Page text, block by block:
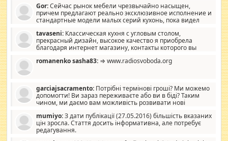
Gor:Сейчас рынок мебели чрезвычайно насыщен,
причем предлагают реально эксклюзивное исполнение и
стандартные модели малых серий кухонь, пока видел
стандартные формы, в MebelOk, креативненько и что главное -
со вкусом все в порядке, без ненужных наворотов удорожающих
мебель, а это не последний фактор.
tavaseni: Классическая кухня с угловым столом,
прекрасный дизайн, высокое качество я приобрела
благодаря интернет магазину, контакты которого вы
romanenko sasha83: ⇒ www.radiosvoboda.org
garciajsacramento: Потрібні термінові гроші? Ми можемо
допомогти! Ви зараз переживаєте або ви в біді? Таким
чином, ми даємо вам можливість розвивати нові
допомагати людям, які намагаються дати їм шанс. Кожен
заслуговує на другий шанс, і, оскільки влада не зможе, вони
повинні приймати від інших. Для нас нема багато суми, і зрілість
mumiyo:З дати публікації (27.05.2016) більшість вказаних
цін зросла. Стаття досить інформативна, але потребує
редагування.